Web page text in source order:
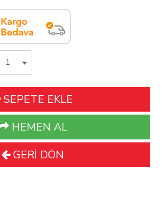
SEPETE EKLE
HEMEN AL
GERİ DÖN